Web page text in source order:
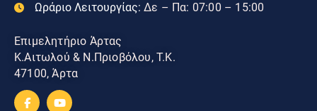
Ωράριο Λειτουργίας: Δε – Πα: 07:00 – 15:00
Επιμελητήριο Άρτας
Κ.Αιτωλού & Ν.Πριοβόλου, Τ.Κ.
47100, Άρτα